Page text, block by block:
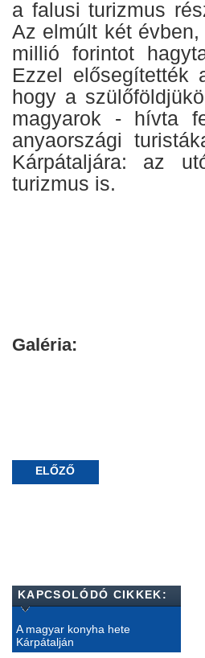
a falusi turizmus
Az elmúlt két
millió forintot
Ezzel elősegítették
hogy a
magyarok - hívta
anyaországi
Kárpátaljára: az
turizmus is.
Galéria:
ELŐZŐ
KAPCSOLÓDÓ CIKKEK:
A magyar konyha hete
Kárpátalján